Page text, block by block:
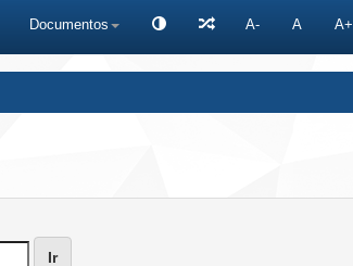
Documentos A- A A+